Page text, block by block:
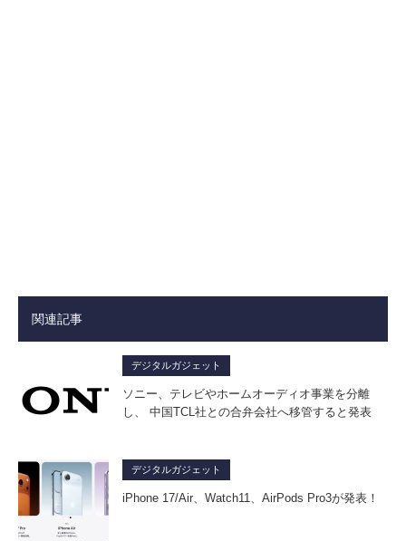
関連記事
デジタルガジェット
ソニー、テレビやホームオーディオ事業を分離
し、 中国TCL社との合弁会社へ移管すると発表
デジタルガジェット
iPhone 17/Air、Watch11、AirPods Pro3が発表！